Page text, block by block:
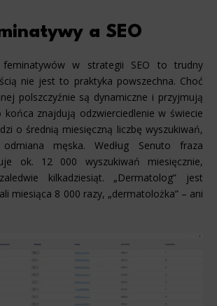
a SEO
feminatywów w strategii SEO to trudny
nie jest to praktyka powszechna. Choć
polszczyźnie są dynamiczne i przyjmują
końca znajdują odzwierciedlenie w świecie
o średnią miesięczną liczbę wyszukiwań,
męska. Według Senuto fraza
ok. 12 000 wyszukiwań miesięcznie,
kilkadziesiąt. „Dermatolog” jest
miesiąca 8 000 razy, „dermatolożka” – ani